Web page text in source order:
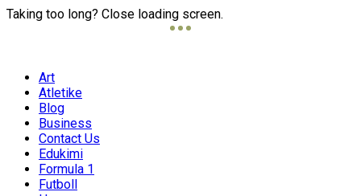
Taking too long? Close loading screen.
Art
Atletike
Blog
Business
Contact Us
Edukimi
Formula 1
Futboll